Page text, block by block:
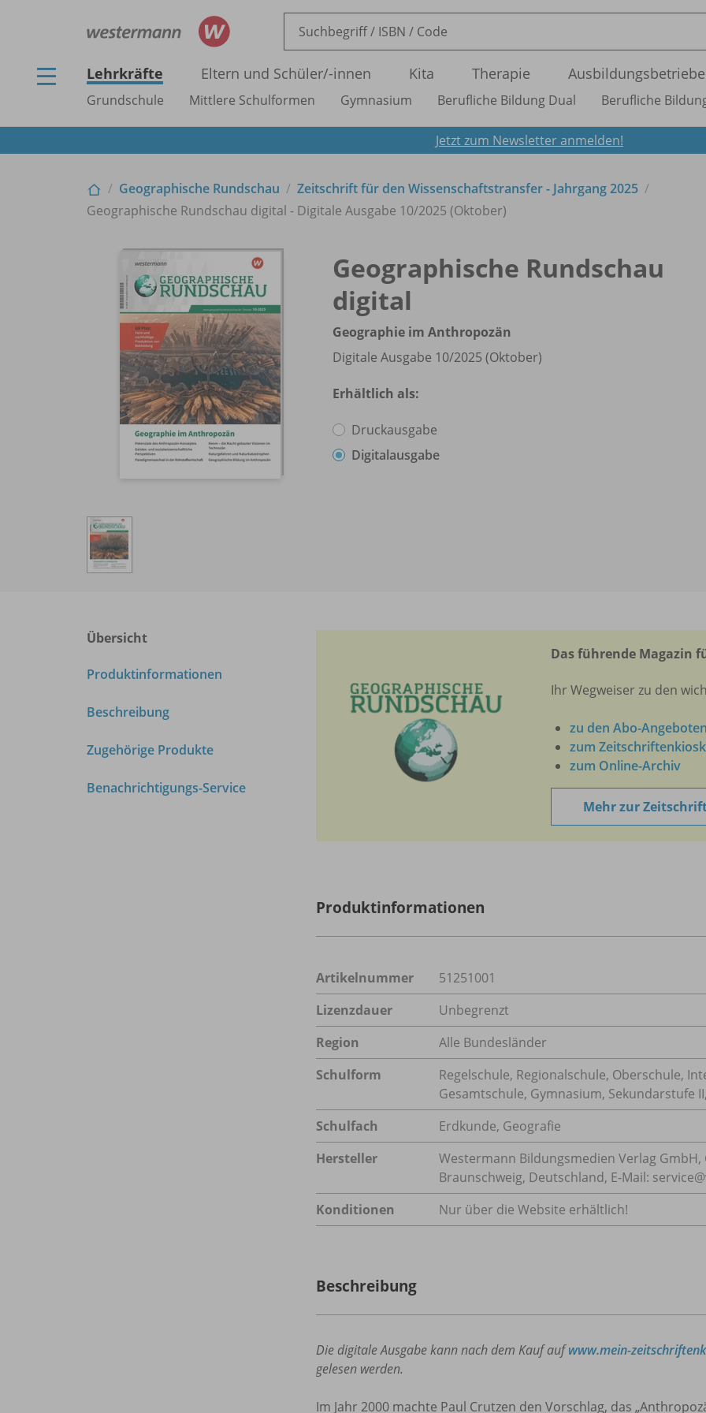
Lehrkräfte Eltern und Schüler/-innen Kita Therapie Ausbildungsbetriebe
Grundschule Mittlere Schulformen Gymnasium Berufliche Bildung Dual Berufliche
Jetzt zum Newsletter anmelden!
Geographische Rundschau
Zeitschrift für den Wissenschaftstransfer - Jahrgang 2025
Geographische Rundschau digital - Digitale Ausgabe 10/2025 (Oktober)
Geographische Rundschau
digital
Geographie im Anthropozän
Digitale Ausgabe 10/2025 (Oktober)
Erhältlich als:
Druckausgabe
Digitalausgabe
Übersicht
Produktinformationen
Beschreibung
Zugehörige Produkte
Benachrichtigungs-Service
Das führende Magazin
Ihr Wegweiser zu den
zu den Abo-
zum Zeitschriftenkiosk
zum Online-Archiv
Mehr zur
Produktinformationen
Artikelnummer
51251001
Lizenzdauer
Unbegrenzt
Region
Alle Bundesländer
Schulform
Regelschule, Regionalschule, Oberschule,
Gesamtschule, Gymnasium, Sekundarstufe
Schulfach
Erdkunde, Geografie
Hersteller
Westermann Bildungsmedien Verlag
Braunschweig, Deutschland, E-Mail:
Konditionen
Nur über die Website erhältlich!
Beschreibung
Die digitale Ausgabe kann nach dem Kauf aufwww.mein-
gelesen werden.
Im Jahr 2000 machte Paul Crutzen den Vorschlag, das